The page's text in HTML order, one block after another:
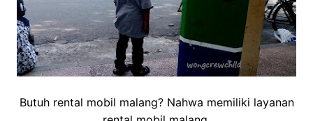
Butuh rental mobil malang? Nahwa memiliki layanan